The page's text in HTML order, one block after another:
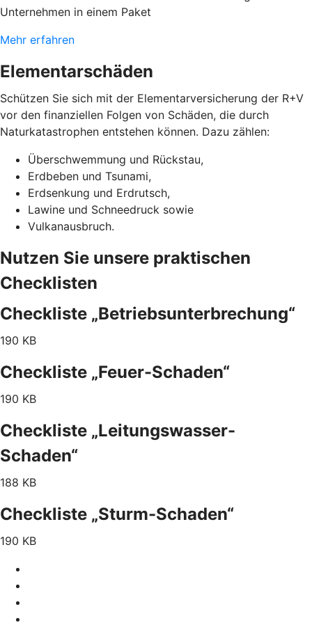
Unternehmen in einem Paket
Mehr erfahren
Elementarschäden
Schützen Sie sich mit der Elementarversicherung der R+V
vor den finanziellen Folgen von Schäden, die durch
Naturkatastrophen entstehen können. Dazu zählen:
Überschwemmung und Rückstau,
Erdbeben und Tsunami,
Erdsenkung und Erdrutsch,
Lawine und Schneedruck sowie
Vulkanausbruch.
Nutzen Sie unsere praktischen
Checklisten
Checkliste „Betriebsunterbrechung“
190 KB
Checkliste „Feuer-Schaden“
190 KB
Checkliste „Leitungswasser-
Schaden“
188 KB
Checkliste „Sturm-Schaden“
190 KB